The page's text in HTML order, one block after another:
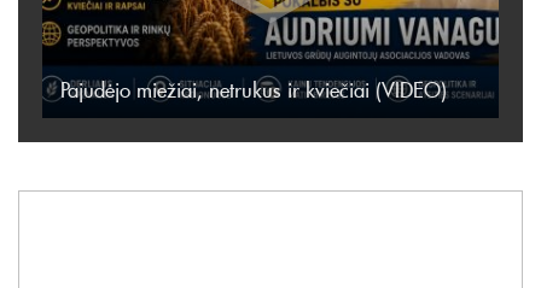
Pajudėjo miežiai, netrukus ir kviečiai (VIDEO)